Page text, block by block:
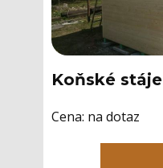
Koňské stáje
Cena: ​na dotaz